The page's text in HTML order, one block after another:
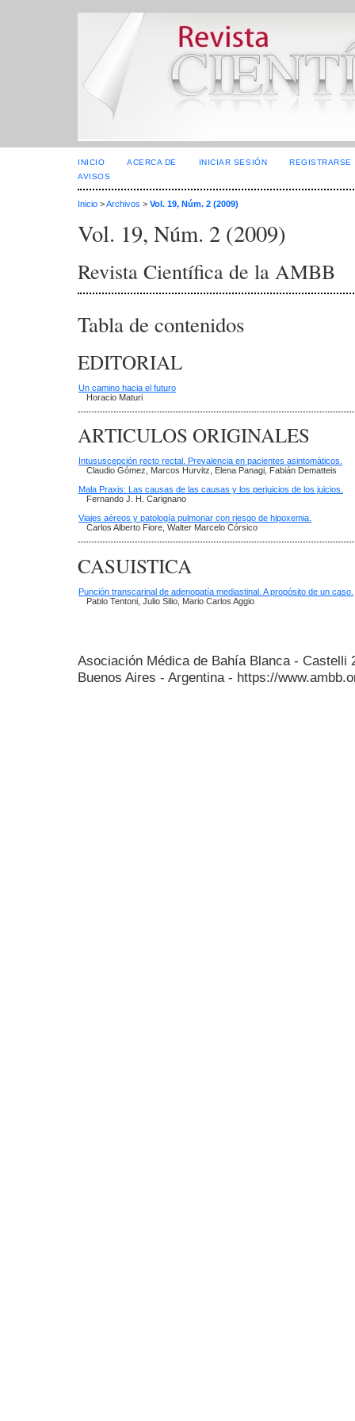
INICIO ACERCA DE INICIAR SESIÓN
REGISTRARSE
AVISOS
Inicio >Archivos > Vol. 19, Núm. 2 (2009)
Vol. 19, Núm. 2 (2009)
Revista Científica de la AMBB
Tabla de contenidos
EDITORIAL
Un camino hacia el futuro
Horacio Maturi
ARTICULOS ORIGINALES
Intususcepción recto rectal. Prevalencia en pacientes asintomáticos.
Claudio Gómez, Marcos Hurvitz, Elena Panagi, Fabián Dematteis
Mala Praxis: Las causas de las causas y los perjuicios de los juicios.
Fernando J. H. Carignano
Viajes aéreos y patología pulmonar con riesgo de hipoxemia.
Carlos Alberto Fiore, Walter Marcelo Córsico
CASUISTICA
Punción transcarinal de adenopatía mediastinal. A propósito de un caso.
Pablo Tentoni, Julio Silio, Mario Carlos Aggio
Asociación Médica de Bahía Blanca - Castelli
Buenos Aires - Argentina - https://